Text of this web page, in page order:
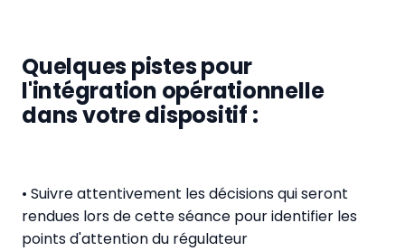
Quelques pistes pour
l'intégration opérationnelle
dans votre dispositif :
• Suivre attentivement les décisions qui seront
rendues lors de cette séance pour identifier les
points d'attention du régulateur